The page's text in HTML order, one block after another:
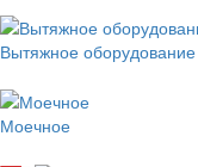
Вытяжное оборудование
Моечное